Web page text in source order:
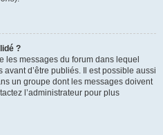
?
les messages du forum dans lequel
d’être publiés. Il est possible aussi
un groupe dont les messages doivent
l’administrateur pour plus